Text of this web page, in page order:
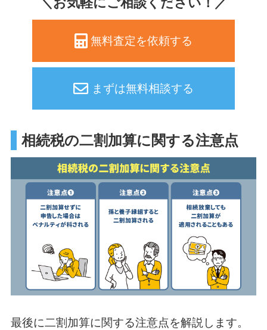
＼お気軽にご相談ください！／
無料査定を依頼する
まずは無料相談する
相続税の二割加算に関する注意点
最後に二割加算に関する注意点を解説します。